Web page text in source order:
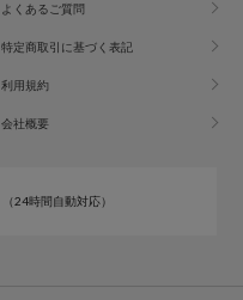
よくあるご質問
特定商取引に基づく表記
利用規約
会社概要
（24時間自動対応）